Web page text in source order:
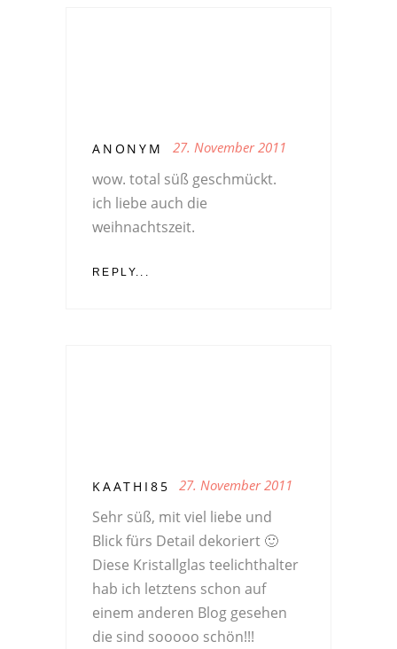
ANONYM 27. November 2011
wow. total süß geschmückt.
ich liebe auch die
weihnachtszeit.
REPLY...
KAATHI85 27. November 2011
Sehr süß, mit viel liebe und
Blick fürs Detail dekoriert 🙂
Diese Kristallglas teelichthalter
hab ich letztens schon auf
einem anderen Blog gesehen
die sind sooooo schön!!!